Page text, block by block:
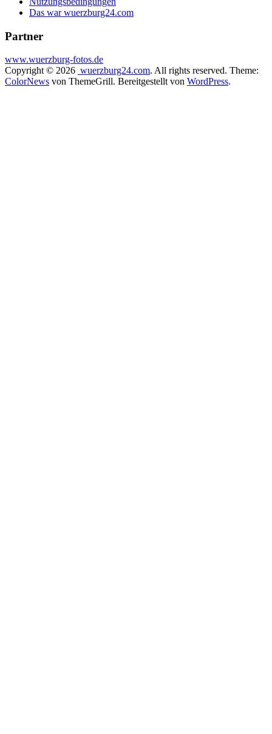
Das war wuerzburg24.com
Partner
www.wuerzburg-fotos.de
Copyright © 2026 wuerzburg24.com. All rights reserved. Theme:
ColorNews von ThemeGrill. Bereitgestellt von WordPress.